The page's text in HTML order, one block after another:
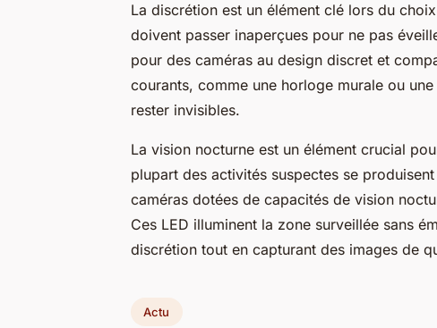
La discrétion est un élément clé lors du
doivent passer inaperçues pour ne pas
pour des caméras au design discret et
courants, comme une horloge murale ou
rester invisibles.
La vision nocturne est un élément crucial
plupart des activités suspectes se
caméras dotées de capacités de vision
Ces LED illuminent la zone surveillée sans
discrétion tout en capturant des images de
Actu